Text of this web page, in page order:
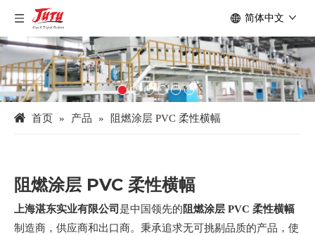
简体中文
首页 » 产品 » 阻燃涂层 PVC 柔性横幅
阻燃涂层 PVC 柔性横幅
上海湛东实业有限公司 是中国领先的阻燃涂层 PVC 柔性横幅
制造商，供应商和出口商。秉承追求无可挑剔品质的产品，使